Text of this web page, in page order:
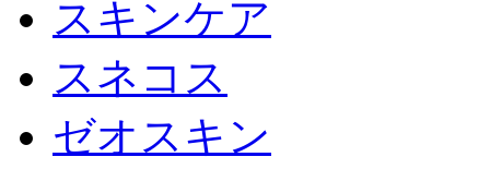
スキンケア
スネコス
ゼオスキン